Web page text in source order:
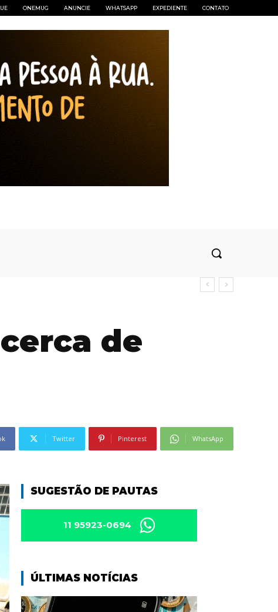
ONEMUG ANUNCIE WHATSAPP EXPEDIENTE CONTATO
de
Twitter Pinterest WhatsApp
SUGESTÃO DE PAUTAS
11 95923-0694
ÚLTIMAS NOTÍCIAS